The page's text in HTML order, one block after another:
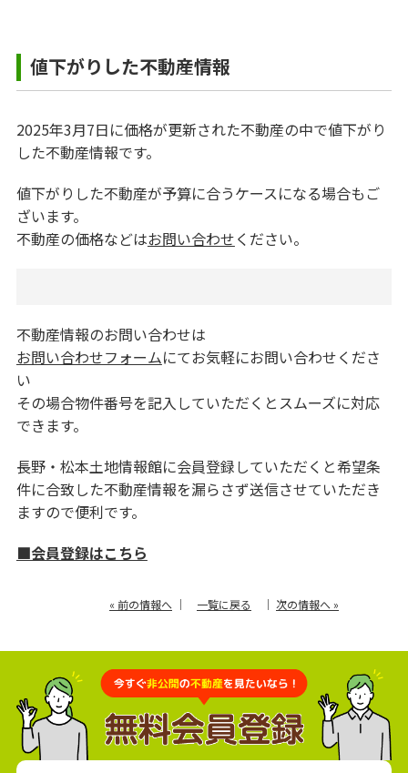
値下がりした不動産情報
2025年3月7日に価格が更新された不動産の中で値下がり
した不動産情報です。
値下がりした不動産が予算に合うケースになる場合もご
ざいます。
不動産の価格などはお問い合わせください。
不動産情報のお問い合わせは
お問い合わせフォームにてお気軽にお問い合わせくださ
い
その場合物件番号を記入していただくとスムーズに対応
できます。
長野・松本土地情報館に会員登録していただくと希望条
件に合致した不動産情報を漏らさず送信させていただき
ますので便利です。
■会員登録はこちら
« 前の情報へ ｜ 一覧に戻る ｜ 次の情報へ »